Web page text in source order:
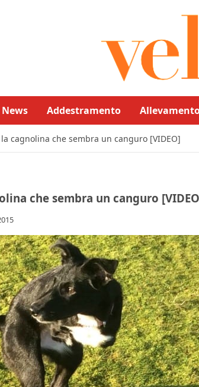
News Addestramento
cagnolina che sembra un canguro [VIDEO]
che sembra un canguro